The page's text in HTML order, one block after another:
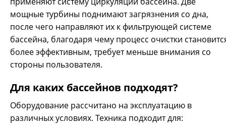
469200 р.
Автоматический беспроводной робот для бассейнов
подводный очиститель для бассейнов любой формы
конфигурации: частные, спортивные, биобассейны, с
вертикальными, пологими и даже ступенчатыми
мощные турбины поднимают загрязнения со дна,
после чего направляют их к фильтрующей системе
бассейна, благодаря чему процесс очистки
более эффективным, требует меньше внимания со
стороны пользователя.
Для каких бассейнов подходят?
Оборудование рассчитано на эксплуатацию в
различных условиях. Техника подходит для: